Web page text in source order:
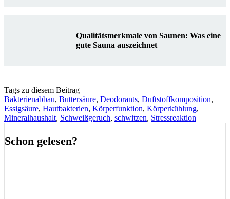
Qualitätsmerkmale von Saunen: Was eine
gute Sauna auszeichnet
Tags zu diesem Beitrag
Bakterienabbau, Buttersäure, Deodorants, Duftstoffkomposition,
Essigsäure, Hautbakterien, Körperfunktion, Körperkühlung,
Mineralhaushalt, Schweißgeruch, schwitzen, Stressreaktion
Schon gelesen?